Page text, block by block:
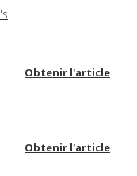
Obtenir l'article
Obtenir l'article